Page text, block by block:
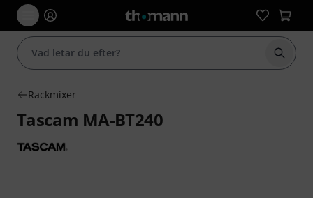
Börja
Rackmixer
Tascam MA-BT240